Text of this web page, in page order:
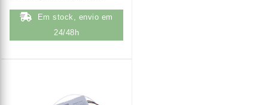
comandos rf
Em stock, envio em
24/48h